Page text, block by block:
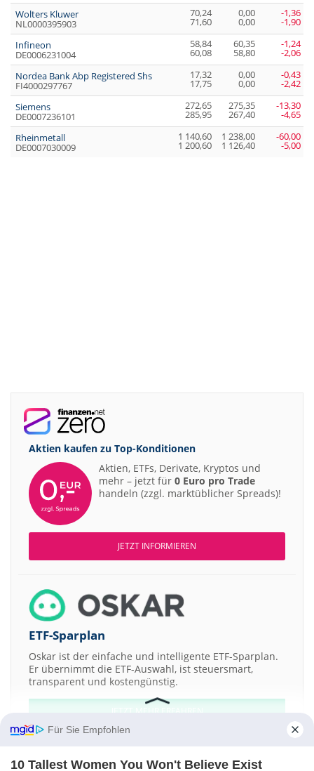
Wolters Kluwer
NL0000395903
70,24
71,60
0,00
0,00
-1,36
-1,90
Infineon
DE0006231004
58,84
60,08
60,35
58,80
-1,24
-2,06
Nordea Bank Abp Registered Shs
FI4000297767
17,32
17,75
0,00
0,00
-0,43
-2,42
Siemens
DE0007236101
272,65
285,95
275,35
267,40
-13,30
-4,65
Rheinmetall
DE0007030009
1 140,60
1 200,60
1 238,00
1 126,40
-60,00
-5,00
Aktien kaufen zu Top-Konditionen
Aktien, ETFs, Derivate, Kryptos und
mehr – jetzt für 0 Euro pro Trade
handeln (zzgl. marktüblicher Spreads)!
JETZT INFORMIEREN
ETF-Sparplan
Oskar ist der einfache und intelligente ETF-Sparplan.
Er übernimmt die ETF-Auswahl, ist steuersmart,
transparent und kostengünstig.
Für Sie Empfohlen
10 Tallest Women You Won't Believe Exist